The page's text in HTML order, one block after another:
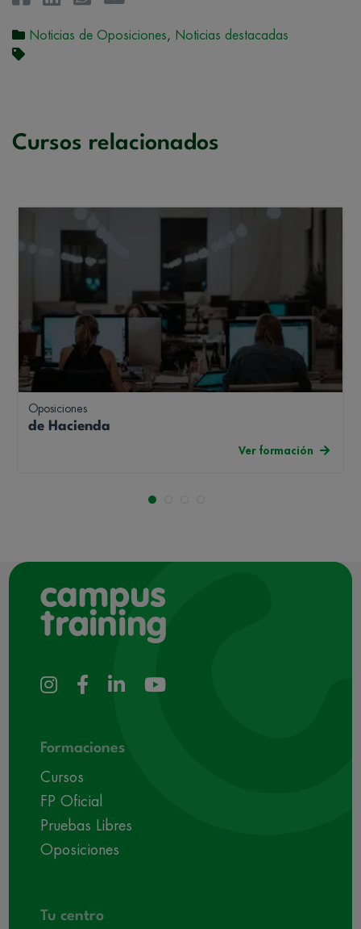
Noticias de Oposiciones, Noticias destacadas
Cursos relacionados
Oposiciones
de Hacienda
Ver formación
Formaciones
Cursos
FP Oficial
Pruebas Libres
Oposiciones
Tu centro